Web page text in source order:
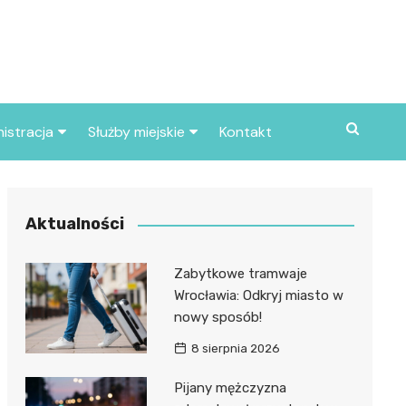
miasta
Służby miejskie
Policja
Kontakt
Aktualności
Zabytkowe tramwaje
Wrocławia: Odkryj miasto w
nowy sposób!
8 sierpnia 2026
Pijany mężczyzna